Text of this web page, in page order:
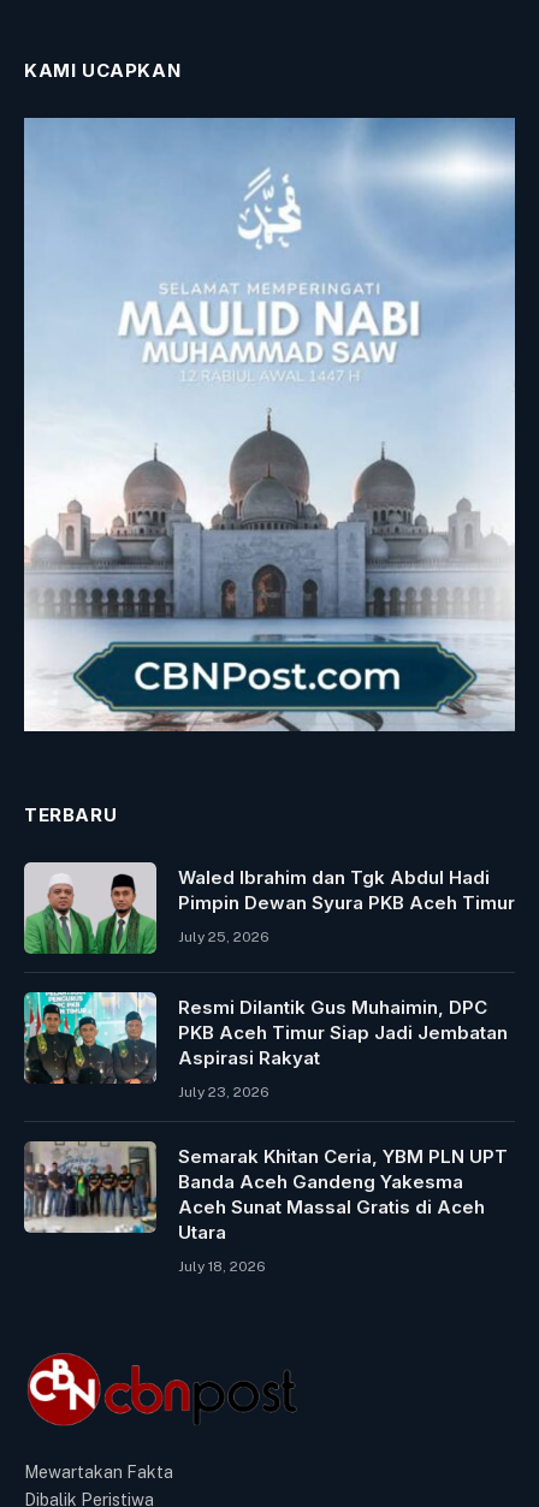
KAMI UCAPKAN
TERBARU
Waled Ibrahim dan Tgk Abdul Hadi
Pimpin Dewan Syura PKB Aceh Timur
July 25, 2026
Resmi Dilantik Gus Muhaimin, DPC
PKB Aceh Timur Siap Jadi Jembatan
Aspirasi Rakyat
July 23, 2026
Semarak Khitan Ceria, YBM PLN UPT
Banda Aceh Gandeng Yakesma
Aceh Sunat Massal Gratis di Aceh
Utara
July 18, 2026
Mewartakan Fakta
Dibalik Peristiwa